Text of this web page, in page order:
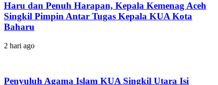
Haru dan Penuh Harapan, Kepala Kemenag Aceh
Singkil Pimpin Antar Tugas Kepala KUA Kota
Baharu
2 hari ago
Penyuluh Agama Islam KUA Singkil Utara Isi